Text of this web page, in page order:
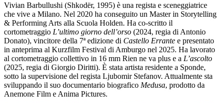
Vivian Barbullushi (Shkodër, 1995) è una regista e sceneggiatrice
che vive a Milano. Nel 2020 ha conseguito un Master in Storytelling
& Performing Arts alla Scuola Holden. Ha co-scritto il
cortometraggio L’ultimo giorno dell’orso (2024, regia di Antonio
Donato), vincitore della 7ª edizione di Castello Errante e presentato
in anteprima al Kurzfilm Festival di Amburgo nel 2025. Ha lavorato
al cortometraggio collettivo in 16 mm Rien ne va plus e a L’ascolto
(2025, regia di Giorgio Diritti). È stata artista residente a Sponde,
sotto la supervisione del regista Ljubomir Stefanov. Attualmente sta
sviluppando il suo documentario biografico Medusa, prodotto da
Anemone Film e Anima Pictures.